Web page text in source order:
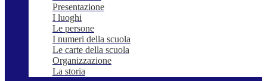
Presentazione
I luoghi
Le persone
I numeri della scuola
Le carte della scuola
Organizzazione
La storia